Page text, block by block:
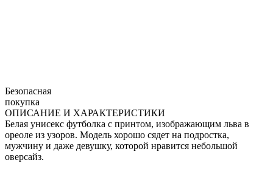
Безопасная
покупка
ОПИСАНИЕ И ХАРАКТЕРИСТИКИ
Белая унисекс футболка с принтом, изображающим льва в
ореоле из узоров. Модель хорошо сядет на подростка,
мужчину и даже девушку, которой нравится небольшой
оверсайз.